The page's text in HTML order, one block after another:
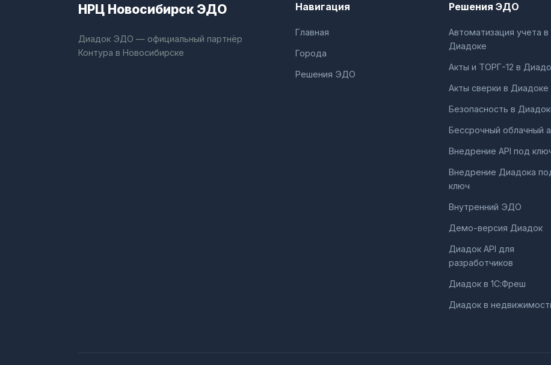
НРЦ Новосибирск ЭДО
Диадок ЭДО — официальный партнёр
Контура в Новосибирске
Навигация
Главная
Города
Решения ЭДО
Решения ЭДО
Автоматизация учета в
Диадоке
Акты и ТОРГ-12 в
Акты сверки в Диадоке
Безопасность в
Бессрочный облачный
Внедрение API под
Внедрение Диадока
ключ
Внутренний ЭДО
Демо-версия Диадок
Диадок API для
разработчиков
Диадок в 1С:Фреш
Диадок в